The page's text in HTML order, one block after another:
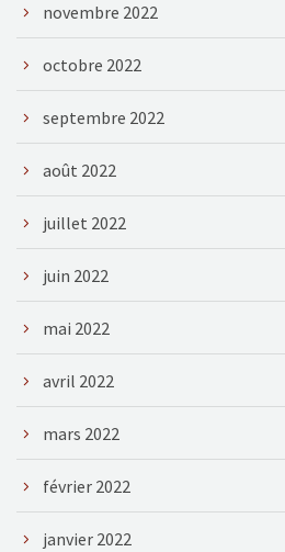
novembre 2022
octobre 2022
septembre 2022
août 2022
juillet 2022
juin 2022
mai 2022
avril 2022
mars 2022
février 2022
janvier 2022